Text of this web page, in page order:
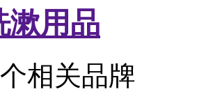
漱用品
个相关品牌